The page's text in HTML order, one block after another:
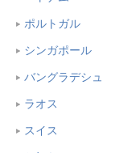
ポルトガル
シンガポール
バングラデシュ
ラオス
スイス